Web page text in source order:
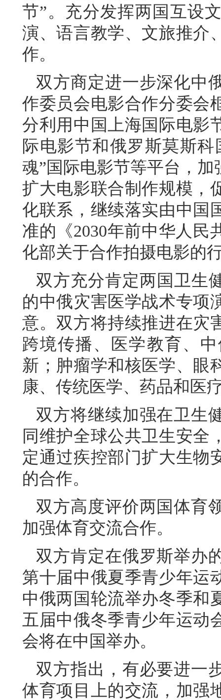
节”。充分发挥两国互设
演、语言教学、文旅推介
作。
双方商定进一步深化中
作委员会电影合作分委会
分利用中国上海国际电影
际电影节和俄罗斯莫斯
魂”国际电影节等平台，
扩大电影联合制作规模，
化联系，继续落实由中国
准的《2030年前中华人民
化部关于合作拍摄电影的
双方充分肯定两国卫生
的中俄灾害医学战术专项
意。双方将持续推进在灾
跨境传播、医学教育、
新；肿瘤学和核医学、眼
康、传统医学、药品和医
双方将继续加强在卫生
同维护全球公共卫生安全
定通过疾控部门扩大生物
的合作。
双方高度评价两国体育
加强体育交流合作。
双方肯定在俄罗斯举办
第十届中俄夏季青少年运
中俄两国轮流举办冬季和
五届中俄冬季青少年运动
会将在中国举办。
双方指出，有必要进一
体育项目上的交流，加强